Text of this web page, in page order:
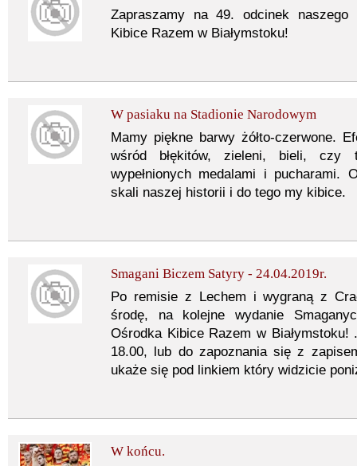
Zapraszamy na 49. odcinek
Kibice Razem w Białymstoku!
W pasiaku na Stadionie Narodowym
Mamy piękne barwy żółto-czerwone.
wśród błękitów, zieleni, bieli, czy
wypełnionych medalami i pucharami.
skali naszej historii i do tego my kibice.
Smagani Biczem Satyry - 24.04.2019r.
Po remisie z Lechem i wygraną z
środę, na kolejne wydanie
Ośrodka Kibice Razem w
18.00, lub do zapoznania się z
ukaże się pod linkiem który widzicie
W końcu.